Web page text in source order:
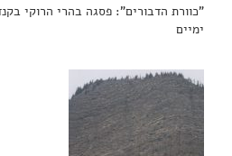
"כוורת הדבורים": פסגה בהרי הרוקי
ימיים